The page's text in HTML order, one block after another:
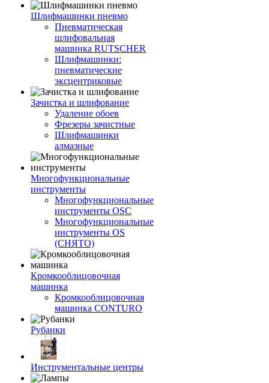
Шлифмашинки пневмо
Пневматическая
шлифовальная
машинка RUTSCHER
Шлифмашинки:
пневматические
эксцентриковые
Зачистка и шлифование
Удаление обоев
Фрезеры зачистные
Шлифмашинки
алмазные
Многофункциональные
инструменты
Многофункциональные
инструменты OSC
Многофункциональные
инструменты OS
(СНЯТО)
Кромкооблицовочная
машинка
Кромкооблицовочная
машинка CONTURO
Рубанки
Инструментальные центры